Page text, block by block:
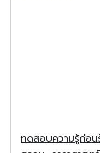
ทดสอบความรู้ก่อน